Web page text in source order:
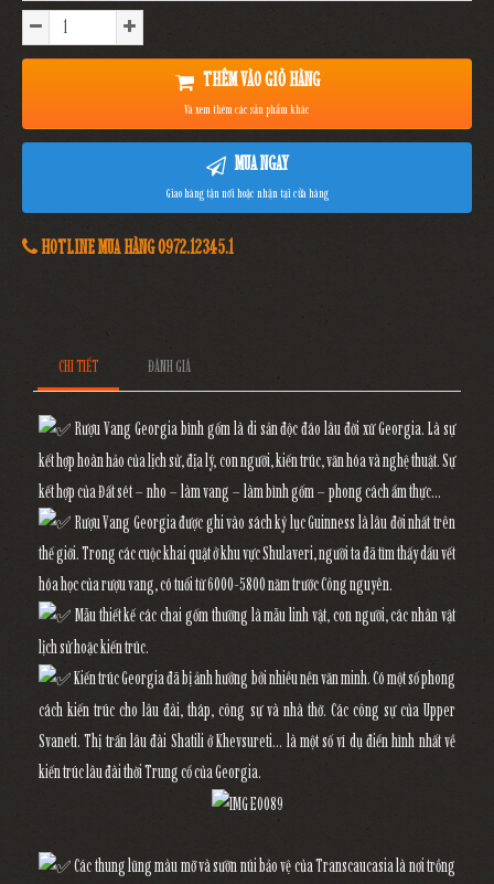
THÊM VÀO GIỎ HÀNG
Và xem thêm các sản phẩm khác
MUA NGAY
Giao hàng tận nơi hoặc nhận tại cửa hàng
HOTLINE MUA HÀNG 0972.12345.1
CHI TIẾT ĐÁNH GIÁ
Rượu Vang Georgia bình gốm là di sản độc đáo lâu đời xứ Georgia. Là sự
kết hợp hoàn hảo của lịch sử, địa lý, con người, kiến trúc, văn hóa và nghệ thuật. Sự
kết hợp của Đất sét – nho – làm vang – làm bình gốm – phong cách ẩm thực…
Rượu Vang Georgia được ghi vào sách kỷ lục Guinness là lâu đời nhất trên
thế giới. Trong các cuộc khai quật ở khu vực Shulaveri, người ta đã tìm thấy dấu vết
hóa học của rượu vang, có tuổi từ 6000-5800 năm trước Công nguyên.
Mẫu thiết kế các chai gốm thường là mẫu linh vật, con người, các nhân vật
lịch sử hoặc kiến trúc.
Kiến trúc Georgia đã bị ảnh hưởng bởi nhiều nền văn minh. Có một số phong
cách kiến trúc cho lâu đài, tháp, công sự và nhà thờ. Các công sự của Upper
Svaneti. Thị trấn lâu đài Shatili ở Khevsureti… là một số ví dụ điển hình nhất về
kiến trúc lâu đài thời Trung cổ của Georgia.
Các thung lũng màu mỡ và sườn núi bảo vệ của Transcaucasia là nơi trồng